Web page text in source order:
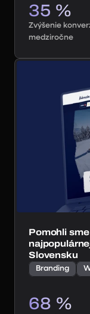
35 %
Zvýšenie
medziročne
Pomohli
Slovensku
Branding
68 %